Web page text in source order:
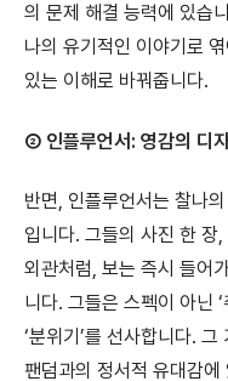
의 문제 해결 능력에 있습
나의 유기적인 이야기로
있는 이해로 바꿔줍니다.
② 인플루언서: 영감의 디
반면, 인플루언서는 찰나
입니다. 그들의 사진 한 장
외관처럼, 보는 즉시 들어
니다. 그들은 스펙이 아닌
‘분위기’를 선사합니다.
팬덤과의 정서적 유대감에